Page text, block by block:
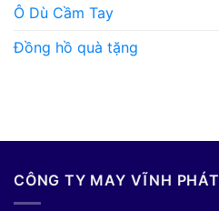
Ô Dù Cầm Tay
Đồng hồ quà tặng
CÔNG TY MAY VĨNH PHÁT